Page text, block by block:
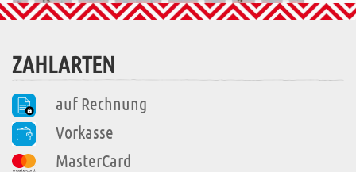
ZAHLARTEN
auf Rechnung
Vorkasse
MasterCard